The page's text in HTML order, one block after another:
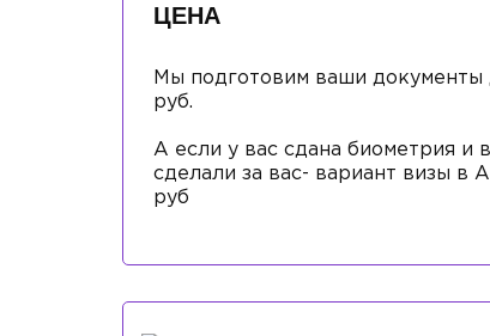
ЦЕНА
Мы подготовим ваши документы
руб.
А если у вас сдана биометрия и
сделали за вас- вариант визы в
руб